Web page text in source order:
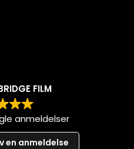
FILM
anmeldelser
en anmeldelse